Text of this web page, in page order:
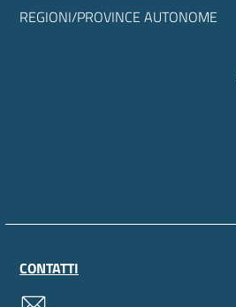
REGIONI/PROVINCE AUTONOME
CONTATTI